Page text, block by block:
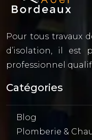
Pour tous travaux
d’isolation, il est
professionnel
Catégories
Blog
Plomberie &